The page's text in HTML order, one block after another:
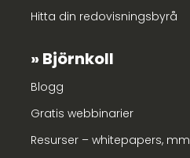
Hitta din redovisningsbyrå
Björnkoll
Blogg
Gratis webbinarier
Resurser – whitepapers, mm